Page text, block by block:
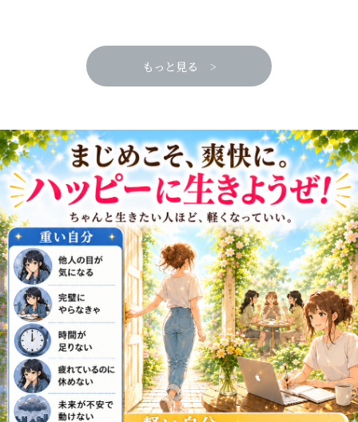
もっと見る >